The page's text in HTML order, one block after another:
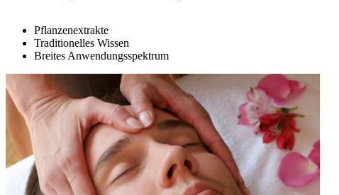
Pflanzenextrakte
Traditionelles Wissen
Breites Anwendungsspektrum